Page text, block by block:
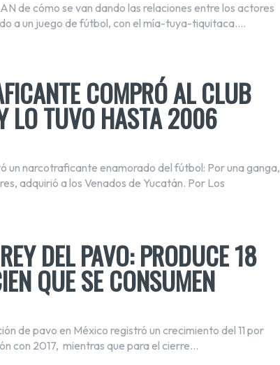
de cómo se van dando las relaciones entre los actores
a un juego de fútbol, con el mía-tuya-tiquitaca....
COMPRÓ AL CLUB
LO TUVO HASTA 2006
un narcotraficante enamorado del fútbol: Por una ganga,
adquirió a los Venados de Yucatán. Por Los
DEL PAVO: PRODUCE 18
QUE SE CONSUMEN
de pavo en México registró un crecimiento del 11 por
con 2017, mientras que para el cierre...